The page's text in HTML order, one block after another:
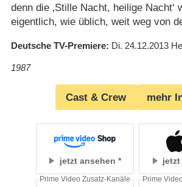
denn die ‚Stille Nacht, heilige Nacht‘
eigentlich, wie üblich, weit weg von
Deutsche TV-Premiere Di. 24.12.2013
1987
Cast & Crew mehr
jetzt ansehen jetzt
Prime Video Zusatz-Kanäle Prime